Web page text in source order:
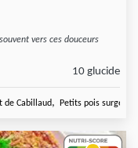
vers ces douceurs
10 glucide
de Cabillaud, Petits pois surgelés